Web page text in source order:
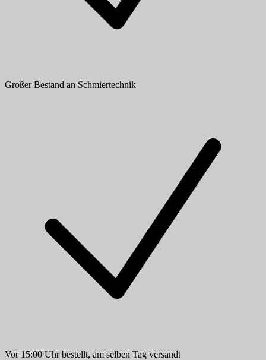
Großer Bestand an Schmiertechnik
Vor 15:00 Uhr bestellt, am selben Tag versandt